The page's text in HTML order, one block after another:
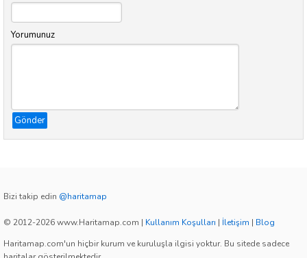
Yorumunuz
Gönder
Bizi takip edin @haritamap
© 2012-2026 www.Haritamap.com | Kullanım Koşulları | İletişim | Blog
Haritamap.com'un hiçbir kurum ve kuruluşla ilgisi yoktur. Bu sitede sadece